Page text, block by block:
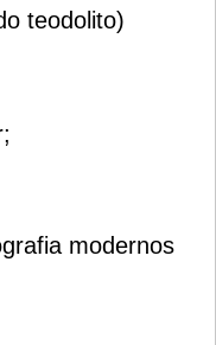
teodolito)
modernos